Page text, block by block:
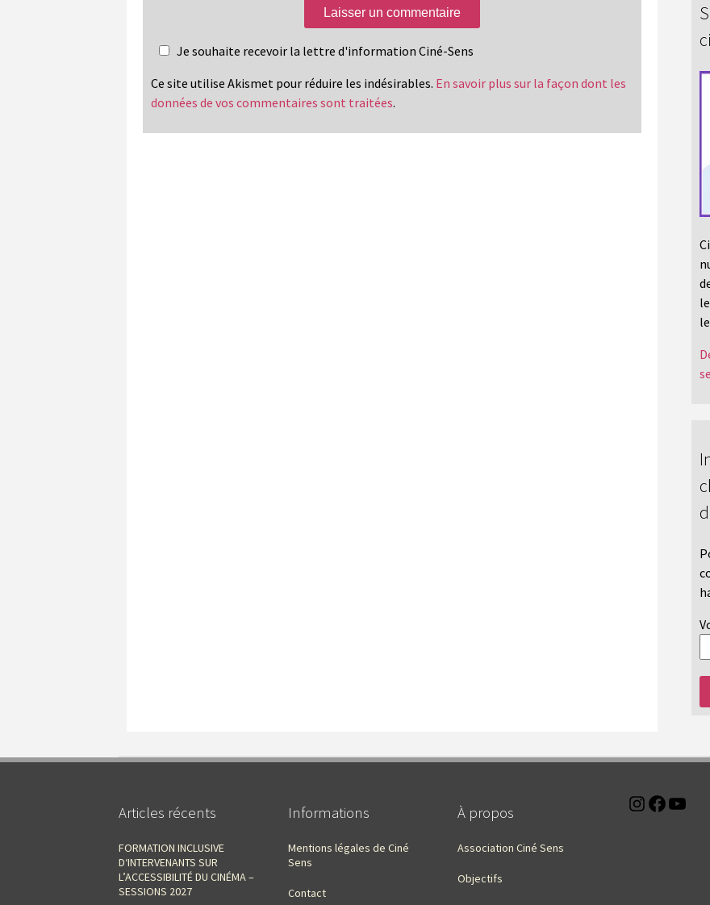
Je souhaite recevoir la lettre d'information Ciné-Sens
Ce site utilise Akismet pour réduire les indésirables. En savoir plus sur la façon dont les
données de vos commentaires sont traitées.
Articles récents
FORMATION INCLUSIVE
D‘INTERVENANTS SUR
L’ACCESSIBILITÉ DU CINÉMA –
SESSIONS 2027
Informations
Mentions légales de Ciné
Sens
Contact
À propos
Association Ciné Sens
Objectifs